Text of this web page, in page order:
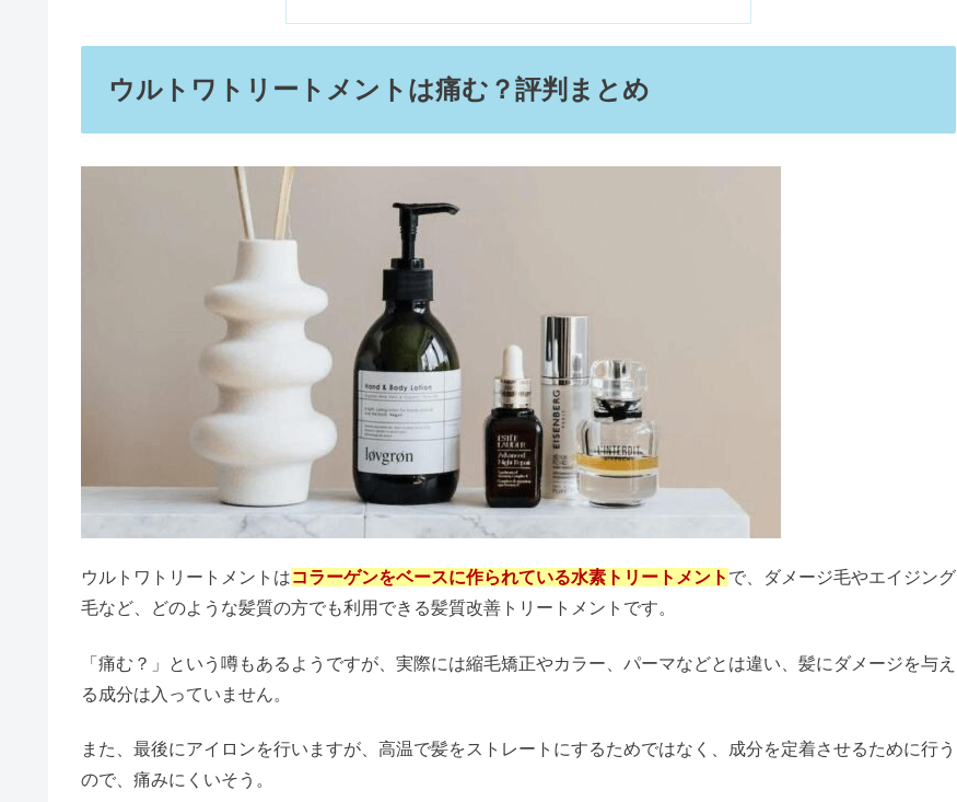
リッドキララは嘘&効果なし？眼瞼下垂・ほうれい線への口コミ
喜平ネックレスはダサい？芸能人でつけてる人&何面が人気なの？
男の二重は気持ち悪い&ブサイク？天然は少ない？整形はどう思う？
リスケを使う人はうざい？友達に腹立つ理由＆使い方・メール例文も
NauNau（ナウナウ）はゼンリー代わりになる？バグが多い＆怪しいの真相は
ウルトワトリートメントは痛む？評判まとめ
ウルトワトリートメントはコラーゲンをベースに作られている水素トリートメント で、ダメージ毛やエイジング
毛など、どのような髪質の方でも利用できる髪質改善トリートメントです。
「痛む？」という噂もあるようですが、実際には縮毛矯正やカラー、パーマなどとは違い、髪にダメージを与え
る成分は入っていません。
また、最後にアイロンを行いますが、高温で髪をストレートにするためではなく、成分を定着させるために行う
ので、痛みにくいそう。